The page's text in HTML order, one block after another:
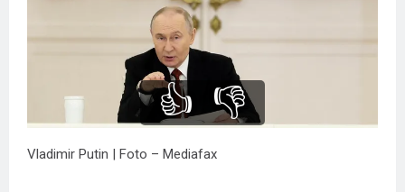
👍 👎
Vladimir Putin | Foto – Mediafax